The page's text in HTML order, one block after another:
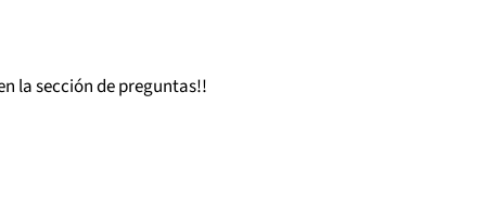
la sección de preguntas!!